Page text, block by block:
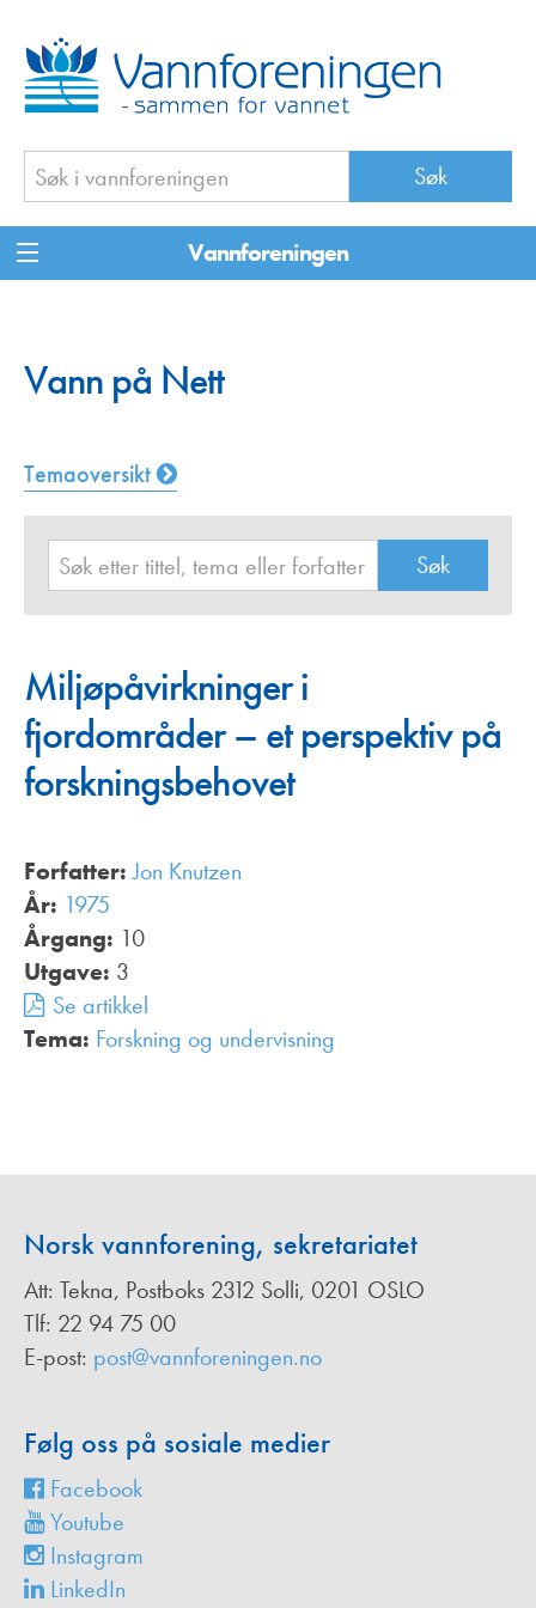
Vannforeningen
Vann på Nett
Temaoversikt
Miljøpåvirkninger i
fjordområder – et perspektiv på
forskningsbehovet
Forfatter: Jon Knutzen
År: 1975
Årgang: 10
Utgave: 3
Se artikkel
Tema: Forskning og undervisning
Norsk vannforening, sekretariatet
Att: Tekna, Postboks 2312 Solli, 0201 OSLO
Tlf: 22 94 75 00
E-post: post@vannforeningen.no
Følg oss på sosiale medier
Facebook
Youtube
Instagram
LinkedIn